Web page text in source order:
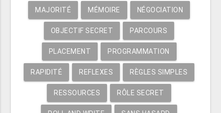
MAJORITÉ MÉMOIRE NÉGOCIATION
OBJECTIF SECRET PARCOURS
PLACEMENT PROGRAMMATION
RAPIDITÉ REFLEXES RÈGLES SIMPLES
RESSOURCES RÔLE SECRET